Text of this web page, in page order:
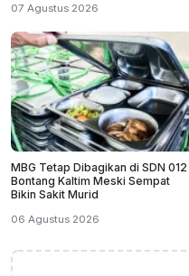
07 Agustus 2026
MBG Tetap Dibagikan di SDN 012
Bontang Kaltim Meski Sempat
Bikin Sakit Murid
06 Agustus 2026